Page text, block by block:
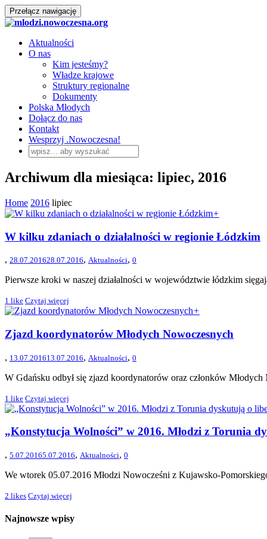
Przełącz nawigację
Aktualności
O nas
Kim jesteśmy?
Władze krajowe
Struktury regionalne
Dokumenty
Polska Młodych
Dołącz do nas
Kontakt
Wesprzyj .Nowoczesna!
Archiwum dla miesiąca: lipiec, 2016
Home 2016 lipiec
+
W kilku zdaniach o działalności w regionie Łódzkim
, 28.07.201628.07.2016, Aktualności, 0
Pierwsze kroki w naszej działalności w województwie łódzkim
1 like Czytaj więcej
+
Zjazd koordynatorów Młodych Nowoczesnych
, 13.07.201613.07.2016, Aktualności, 0
W Gdańsku odbył się zjazd koordynatorów oraz członków
1 like Czytaj więcej
„Konstytucja Wolności” w 2016. Młodzi z Torunia
, 5.07.20165.07.2016, Aktualności, 0
We wtorek 05.07.2016 Młodzi Nowocześni z Kujawsko-
2 likes Czytaj więcej
Najnowsze wpisy